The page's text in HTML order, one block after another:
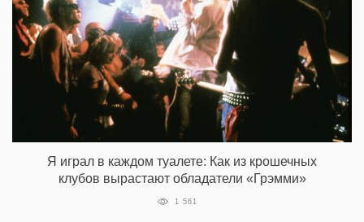
Я играл в каждом туалете: Как из крошечных
клубов вырастают обладатели «Грэмми»
1 561